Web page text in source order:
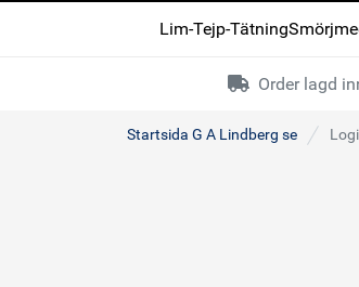
Lim-Tejp-Tätning
Order lagd
Startsida G A Lindberg se